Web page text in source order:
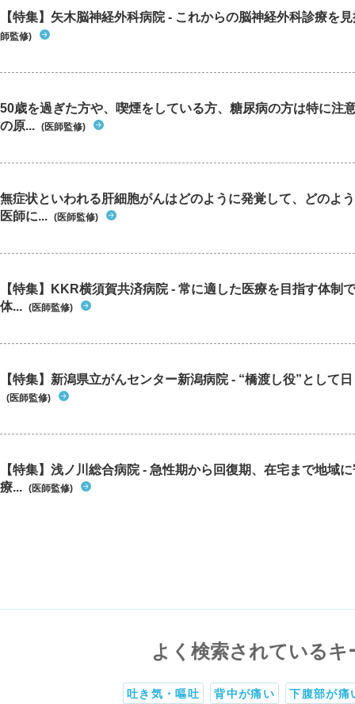
【特集】矢木脳神経外科病院 - これからの脳神経外科診療を
師監修)
50歳を過ぎた方や、喫煙をしている方、糖尿病の方は特に注
の原... (医師監修)
無症状といわれる肝細胞がんはどのように発覚して、どのよ
医師に... (医師監修)
【特集】KKR横須賀共済病院 - 常に適した医療を目指す体制
体... (医師監修)
【特集】新潟県立がんセンター新潟病院 - “橋渡し役”として
(医師監修)
【特集】浅ノ川総合病院 - 急性期から回復期、在宅まで地域
療... (医師監修)
よく検索されているキ
吐き気・嘔吐 背中が痛い 下腹部が痛